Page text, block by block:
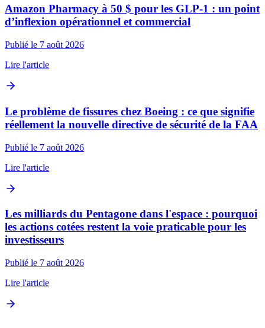
Amazon Pharmacy à 50 $ pour les GLP‑1 : un point
d’inflexion opérationnel et commercial
Publié le 7 août 2026
Lire l'article
Le problème de fissures chez Boeing : ce que signifie
réellement la nouvelle directive de sécurité de la FAA
Publié le 7 août 2026
Lire l'article
Les milliards du Pentagone dans l'espace : pourquoi
les actions cotées restent la voie praticable pour les
investisseurs
Publié le 7 août 2026
Lire l'article